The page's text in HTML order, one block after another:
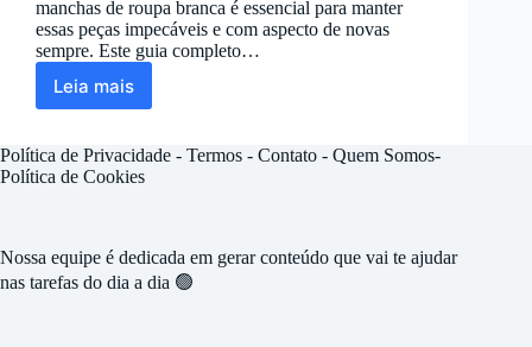
manchas de roupa branca é essencial para manter
essas peças impecáveis e com aspecto de novas
sempre. Este guia completo…
Leia mais
Tirar
Roupa
Branca
Política de Privacidade - Termos - Contato - Quem Somos-
Política de Cookies
Nossa equipe é dedicada em gerar conteúdo que vai te ajudar
nas tarefas do dia a dia 🟢